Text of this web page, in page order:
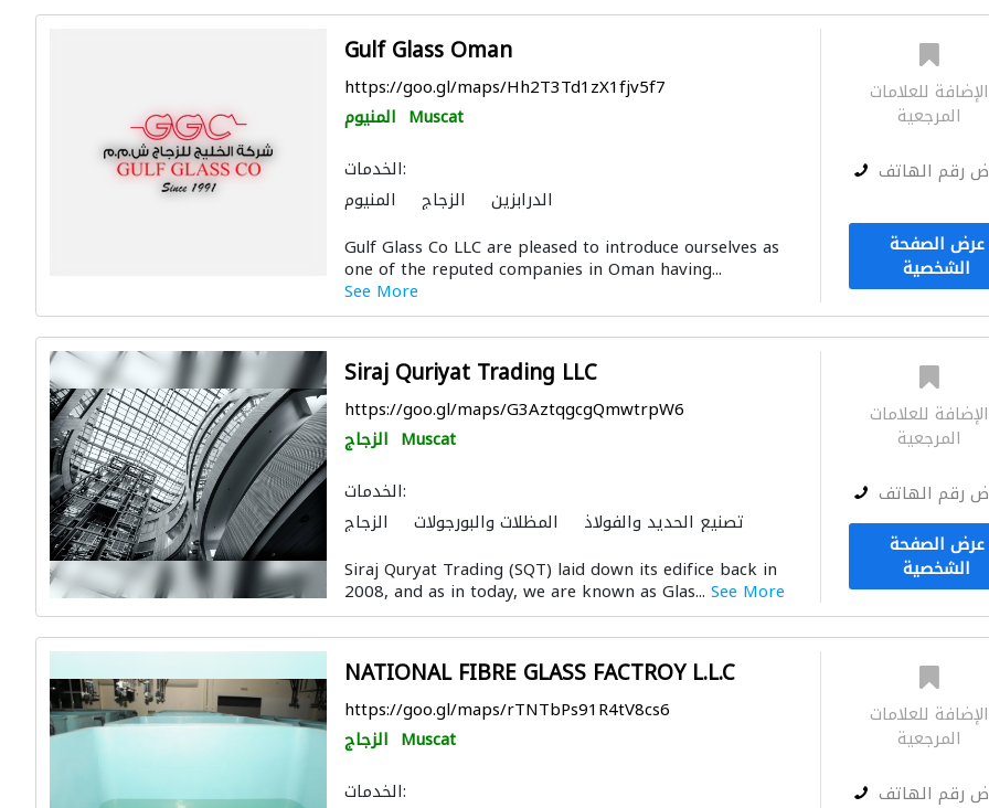
Gulf Glass Oman‏
https://goo.gl/maps/Hh2T3Td1zX1fjv5f7
المنيوم Muscat
الخدمات:
المنيوم
الزجاج
الدرابزين
Gulf Glass Co LLC are pleased to introduce ourselves as
one of the reputed companies in Oman having...
See More
الإضافة للعلامات
المرجعية
رقم الهاتف
عرض الصفحة
الشخصية
Siraj Quriyat Trading LLC
https://goo.gl/maps/G3AztqgcgQmwtrpW6
الزجاج Muscat
الخدمات:
الزجاج
المظلات والبورجولات تصنيع الحديد والفولاذ
الدرابزين
Siraj Quryat Trading (SQT) laid down its edifice back in
2008, and as in today, we are known as Glas... See More
الإضافة للعلامات
المرجعية
رقم الهاتف
عرض الصفحة
الشخصية
NATIONAL FIBRE GLASS FACTROY L.L.C
https://goo.gl/maps/rTNTbPs91R4tV8cs6
الزجاج Muscat
الخدمات:
الإضافة للعلامات
المرجعية
رقم الهاتف